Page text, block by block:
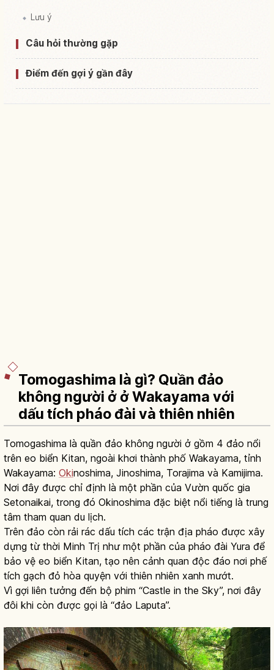
Lưu ý
Câu hỏi thường gặp
Điểm đến gợi ý gần đây
Tomogashima là gì? Quần đảo
không người ở ở Wakayama với
dấu tích pháo đài và thiên nhiên
Tomogashima là quần đảo không người ở gồm 4 đảo nổi
trên eo biển Kitan, ngoài khơi thành phố Wakayama, tỉnh
Wakayama: Okinoshima, Jinoshima, Torajima và Kamijima.
Nơi đây được chỉ định là một phần của Vườn quốc gia
Setonaikai, trong đó Okinoshima đặc biệt nổi tiếng là trung
tâm tham quan du lịch.
Trên đảo còn rải rác dấu tích các trận địa pháo được xây
dựng từ thời Minh Trị như một phần của pháo đài Yura để
bảo vệ eo biển Kitan, tạo nên cảnh quan độc đáo nơi phế
tích gạch đỏ hòa quyện với thiên nhiên xanh mướt.
Vì gợi liên tưởng đến bộ phim “Castle in the Sky”, nơi đây
đôi khi còn được gọi là “đảo Laputa”.